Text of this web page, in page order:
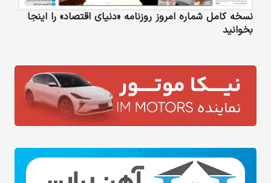
نسخه کامل شماره امروز روزنامه «دنیای‌ اقتصاد» را اینجا
بخوانید